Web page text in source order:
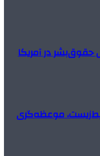
حقوق‌بشر در آمریکا
موعظه‌گری